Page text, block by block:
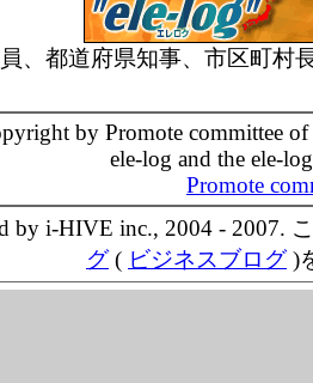
、都道府県知事、市区町村
by Promote committee
ele-log and the ele-
Promote
by i-HIVE inc., 2004 - 2007.
グ( ビジネスブログ)